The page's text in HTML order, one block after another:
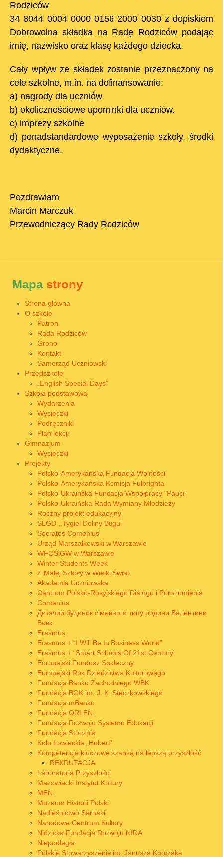
Rodziców
34 8044 0004 0000 0156 2000 0030 z dopiskiem
Dobrowolna składka na Radę Rodziców podając
imię, nazwisko oraz klasę każdego dziecka.
Cały wpływ ze składek zostanie przeznaczony na
cele szkolne, m.in. na dofinansowanie:
a) nagrody dla uczniów
b) okolicznościowe upominki dla uczniów.
c) imprezy szkolne
d) ponadstandardowe wyposażenie szkoły, środki
dydaktyczne.
Pozdrawiam
Marcin Marczuk
Przewodniczący Rady Rodziców
Mapastrony
Strona główna
O szkole
Patron
Rada Rodziców
Grono
Kontakt
Samorząd Uczniowski
Przedszkole
„English Special Days”
Szkoła podstawowa
Wydarzenia
Wycieczki
Podręczniki
Plan lekcji
Gimnazjum
Wycieczki
Projekty
Polsko-Amerykańska Fundacja Wolności
Polsko-Amerykańska Komisja Fulbrighta
Polsko-Ukraińska Fundacja Współpracy "Pauci"
Polsko-Ukraińska Rada Wymiany Młodzieży
Roczny projekt edukacyjny
SLGD ,,Tygiel Doliny Bugu”
Socrates Comenius
Urząd Marszałkowski w Warszawie
WFOŚiGW w Warszawie
Winter Students Week
Z Małej Szkoły w Wielki Świat
Akademia Uczniowska
Centrum Polsko-Rosyjskiego Dialogu i Porozumienia
Comenius
Дитячий будинок сімейного типу родини Валентини
Вовк
Erasmus
Erasmus + “I Will Be In Business World”
Erasmus + “Smart Schools Of 21st Century”
Europejski Fundusz Społeczny
Europejski Rok Dziedzictwa Kulturowego
Fundacja Banku Zachodniego WBK
Fundacja BGK im. J. K. Steczkowskiego
Fundacja mBanku
Fundacja ORLEN
Fundacja Rozwoju Systemu Edukacji
Fundacja Stocznia
Koło Łowieckie „Hubert”
Kompetencje kluczowe szansą na lepszą przyszłość
REKRUTACJA
Laboratoria Przyszłości
Mazowiecki Instytut Kultury
MEN
Muzeum Historii Polski
Nadleśnictwo Sarnaki
Narodowe Centrum Kultury
Nidzicka Fundacja Rozwoju NIDA
Niepodległa
Polskie Stowarzyszenie im. Janusza Korczaka